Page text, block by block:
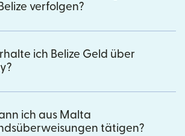
verfolgen?
ich Belize Geld über
ich aus Malta
tätigen?